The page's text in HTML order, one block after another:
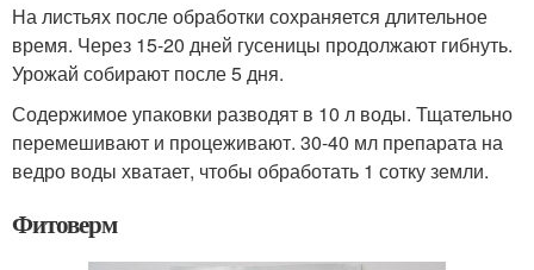
На листьях после обработки сохраняется длительное
время. Через 15-20 дней гусеницы продолжают гибнуть.
Урожай собирают после 5 дня.
Содержимое упаковки разводят в 10 л воды. Тщательно
перемешивают и процеживают. 30-40 мл препарата на
ведро воды хватает, чтобы обработать 1 сотку земли.
Фитоверм